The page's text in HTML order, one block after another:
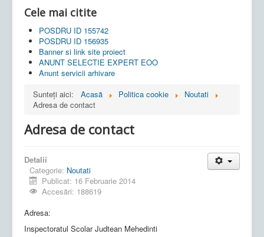
Cele mai citite
POSDRU ID 155742
POSDRU ID 156935
Banner si link site proiect
ANUNT SELECTIE EXPERT EOO
Anunt servicii arhivare
Sunteți aici:
Acasă Politica cookie
Noutati
Adresa de contact
Adresa de contact
Detalii
Categorie: Noutati
Publicat: 16 Februarie 2014
Accesări: 188619
Adresa:
Inspectoratul Scolar Judtean Mehedinti